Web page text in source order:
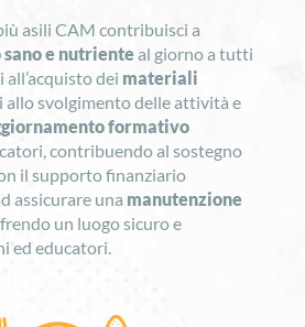
asili CAM contribuisci a
sano e nutrienteal giorno a tutti
dei materiali
allo svolgimento delle attività e
formativo
contribuendo al sostegno
il supporto finanziario
assicurare una manutenzione
un luogo sicuro e
ed educatori.